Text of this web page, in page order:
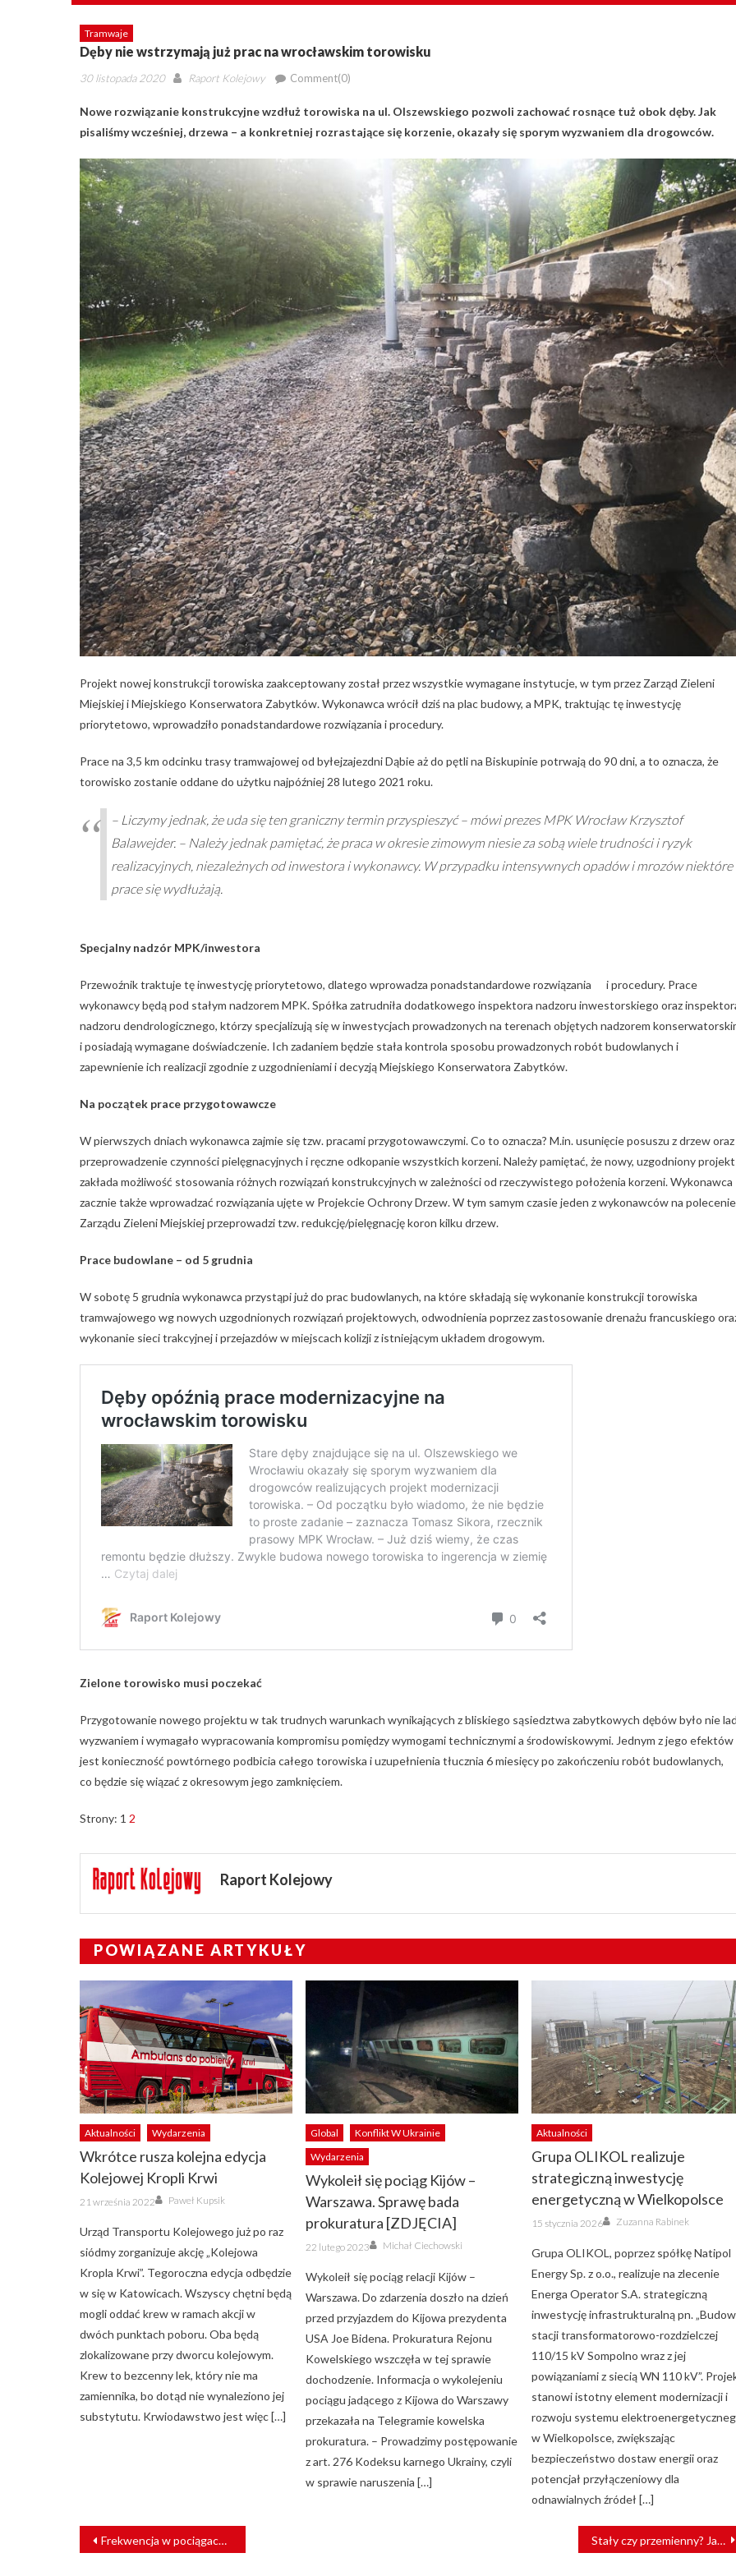
Tramwaje
Dęby nie wstrzymają już prac na wrocławskim torowisku
Posted
30 listopada 2020 Author
Raport Kolejowy Comment(0)
Nowe rozwiązanie konstrukcyjne wzdłuż torowiska na ul. Olszewskiego pozwoli zachować rosnące tuż obok dęby. Jak
pisaliśmy wcześniej, drzewa – a konkretniej rozrastające się korzenie, okazały się sporym wyzwaniem dla drogowców.
Projekt nowej konstrukcji torowiska zaakceptowany został przez wszystkie wymagane instytucje, w tym przez Zarząd Zieleni
Miejskiej i Miejskiego Konserwatora Zabytków. Wykonawca wrócił dziś na plac budowy, a MPK, traktując tę inwestycję
priorytetowo, wprowadziło ponadstandardowe rozwiązania i procedury.
Prace na 3,5 km odcinku trasy tramwajowej od byłejzajezdni Dąbie aż do pętli na Biskupinie potrwają do 90 dni, a to oznacza, że
torowisko zostanie oddane do użytku najpóźniej 28 lutego 2021 roku.
– Liczymy jednak, że uda się ten graniczny termin przyspieszyć – mówi prezes MPK Wrocław Krzysztof
Balawejder. – Należy jednak pamiętać, że praca w okresie zimowym niesie za sobą wiele trudności i ryzyk
realizacyjnych, niezależnych od inwestora i wykonawcy. W przypadku intensywnych opadów i mrozów niektóre
prace się wydłużają.
Specjalny nadzór MPK/inwestora
Przewoźnik traktuje tę inwestycję priorytetowo, dlatego wprowadza ponadstandardowe rozwiązania i procedury. Prace
wykonawcy będą pod stałym nadzorem MPK. Spółka zatrudniła dodatkowego inspektora nadzoru inwestorskiego oraz
nadzoru dendrologicznego, którzy specjalizują się w inwestycjach prowadzonych na terenach objętych nadzorem
i posiadają wymagane doświadczenie. Ich zadaniem będzie stała kontrola sposobu prowadzonych robót budowlanych i
zapewnienie ich realizacji zgodnie z uzgodnieniami i decyzją Miejskiego Konserwatora Zabytków.
Na początek prace przygotowawcze
W pierwszych dniach wykonawca zajmie się tzw. pracami przygotowawczymi. Co to oznacza? M.in. usunięcie posuszu z drzew oraz
przeprowadzenie czynności pielęgnacyjnych i ręczne odkopanie wszystkich korzeni. Należy pamiętać, że nowy, uzgodniony projekt
zakłada możliwość stosowania różnych rozwiązań konstrukcyjnych w zależności od rzeczywistego położenia korzeni. Wykonawca
zacznie także wprowadzać rozwiązania ujęte w Projekcie Ochrony Drzew. W tym samym czasie jeden z wykonawców na polecenie
Zarządu Zieleni Miejskiej przeprowadzi tzw. redukcję/pielęgnację koron kilku drzew.
Prace budowlane – od 5 grudnia
W sobotę 5 grudnia wykonawca przystąpi już do prac budowlanych, na które składają się wykonanie konstrukcji torowiska
tramwajowego wg nowych uzgodnionych rozwiązań projektowych, odwodnienia poprzez zastosowanie drenażu francuskiego
wykonanie sieci trakcyjnej i przejazdów w miejscach kolizji z istniejącym układem drogowym.
Zielone torowisko musi poczekać
Przygotowanie nowego projektu w tak trudnych warunkach wynikających z bliskiego sąsiedztwa zabytkowych dębów było nie
wyzwaniem i wymagało wypracowania kompromisu pomiędzy wymogami technicznymi a środowiskowymi. Jednym z jego efektów
jest konieczność powtórnego podbicia całego torowiska i uzupełnienia tłucznia 6 miesięcy po zakończeniu robót budowlanych,
co będzie się wiązać z okresowym jego zamknięciem.
Strony: 1 2
Raport Kolejowy
POWIĄZANE ARTYKUŁY
Aktualności Wydarzenia
Wkrótce rusza kolejna edycja
Kolejowej Kropli Krwi
Posted
on
21 września 2022 Author
Paweł Kupsik
Urząd Transportu Kolejowego już po raz
siódmy zorganizuje akcję „Kolejowa
Kropla Krwi”. Tegoroczna edycja odbędzie
w się w Katowicach. Wszyscy chętni będą
mogli oddać krew w ramach akcji w
dwóch punktach poboru. Oba będą
zlokalizowane przy dworcu kolejowym.
Krew to bezcenny lek, który nie ma
zamiennika, bo dotąd nie wynaleziono jej
substytutu. Krwiodawstwo jest więc […]
Global
Konflikt W Ukrainie
Wydarzenia
Wykoleił się pociąg Kijów –
Warszawa. Sprawę bada
prokuratura [ZDJĘCIA]
Posted
on
22 lutego 2023 Author
Michał Ciechowski
Wykoleił się pociąg relacji Kijów –
Warszawa. Do zdarzenia doszło na dzień
przed przyjazdem do Kijowa prezydenta
USA Joe Bidena. Prokuratura Rejonu
Kowelskiego wszczęła w tej sprawie
dochodzenie. Informacja o wykolejeniu
pociągu jadącego z Kijowa do Warszawy
przekazała na Telegramie kowelska
prokuratura. – Prowadzimy postępowanie
z art. 276 Kodeksu karnego Ukrainy, czyli
w sprawie naruszenia […]
Aktualności
Grupa OLIKOL realizuje
strategiczną inwestycję
energetyczną w Wielkopolsce
Posted
on
15 stycznia 2026 Author
Zuzanna Rabinek
Grupa OLIKOL, poprzez spółkę Natipol
Energy Sp. z o.o., realizuje na zlecenie
Energa Operator S.A. strategiczną
inwestycję infrastrukturalną pn.
stacji transformatorowo-rozdzielczej
110/15 kV Sompolno wraz z jej
powiązaniami z siecią WN 110 kV”.
stanowi istotny element modernizacji i
rozwoju systemu
w Wielkopolsce, zwiększając
bezpieczeństwo dostaw energii oraz
potencjał przyłączeniowy dla
odnawialnych źródeł […]
NAWIGACJA
WPISU
Frekwencja w pociągach pasażerskich niższa, niż we wrześniu Stały czy przemienny? Jaki prąd dla polskiej kolei?